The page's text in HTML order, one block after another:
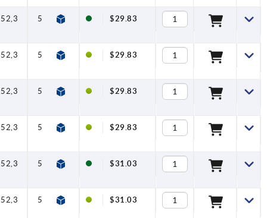
52,3 59,1 1 2,5 100
$29.83
52,3 59,1 1 2,5 100
$29.83
52,3 59,1 1 2,5 100
$29.83
52,3 59,1 1 2,5 100
$29.83
52,3 59,1 1 2,5 100
$31.03
52,3 59,1 1 2,5 100
$31.03